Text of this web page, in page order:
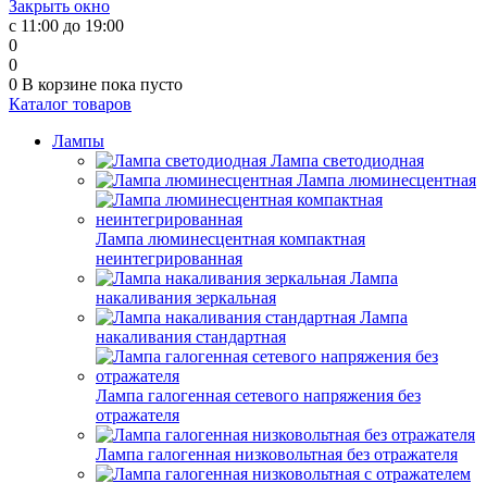
Закрыть окно
с 11:00 до 19:00
0
0
0 В корзине пока пусто
Каталог товаров
Лампы
Лампа светодиодная
Лампа люминесцентная
Лампа люминесцентная компактная
неинтегрированная
Лампа
накаливания зеркальная
Лампа
накаливания стандартная
Лампа галогенная сетевого напряжения без
отражателя
Лампа галогенная низковольтная без отражателя